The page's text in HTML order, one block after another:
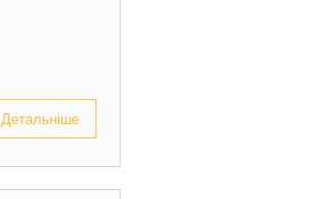
Детальніше